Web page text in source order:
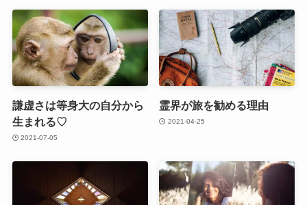
謙虚さは等身大の自分から
生まれる♡
2021-07-05
霊界が旅を勧める理由
2021-04-25